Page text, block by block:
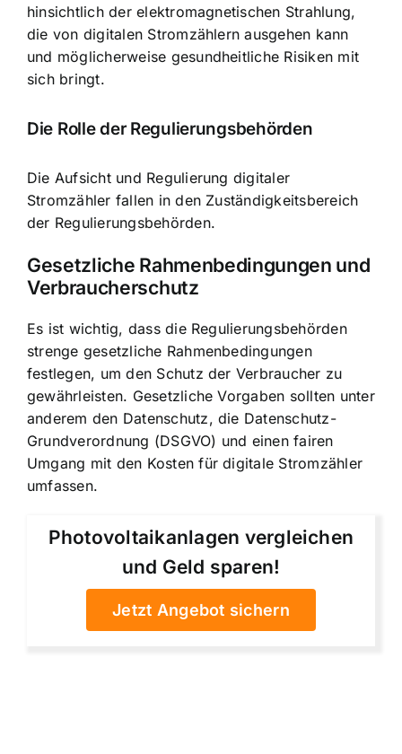
hinsichtlich der elektromagnetischen Strahlung,
die von digitalen Stromzählern ausgehen kann
und möglicherweise gesundheitliche Risiken mit
sich bringt.
Die Rolle der Regulierungsbehörden
Die Aufsicht und Regulierung digitaler
Stromzähler fallen in den Zuständigkeitsbereich
der Regulierungsbehörden.
Gesetzliche Rahmenbedingungen und
Verbraucherschutz
Es ist wichtig, dass die Regulierungsbehörden
strenge gesetzliche Rahmenbedingungen
festlegen, um den Schutz der Verbraucher zu
gewährleisten. Gesetzliche Vorgaben sollten unter
anderem den Datenschutz, die Datenschutz-
Grundverordnung (DSGVO) und einen fairen
Umgang mit den Kosten für digitale Stromzähler
umfassen.
Photovoltaikanlagen vergleichen
und Geld sparen!
Jetzt Angebot sichern